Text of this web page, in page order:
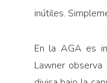
inútiles.
En la AGA es
Lawner